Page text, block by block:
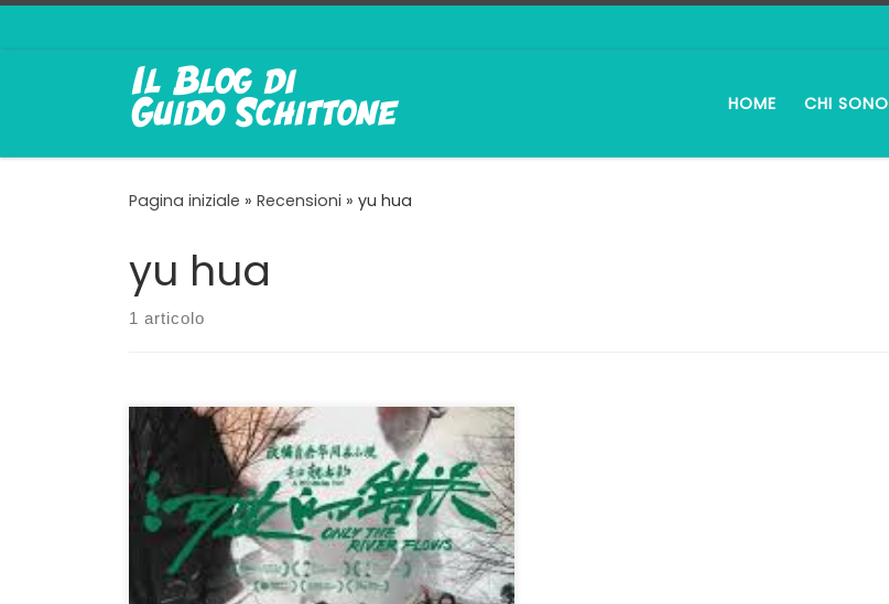
HOME CHI SONO
Pagina iniziale » Recensioni » yu hua
yu hua
1 articolo
L’anima di Yu Hua non viene tradita È un vero
peccato che Il Mistero Scorre Sul Fiume del
regista cinese Shujun Wei sia arrivato in Italia
a un anno di distanza dalla presentazione al
Festival di Cannes e nei mesi estivi, quando il
pubblico che avrebbe potuto accogliere si
trovava […]